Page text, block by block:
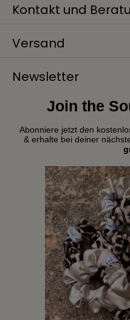
Kontakt und
Versand
Newsletter
Join the
Abonniere jetzt den
& erhalte bei deiner